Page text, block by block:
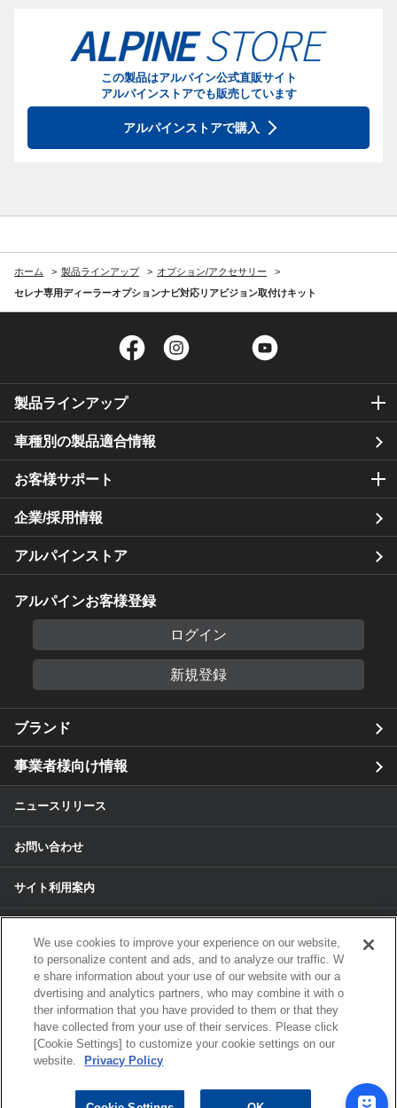
この製品はアルパイン公式直販サイト
アルパインストアでも販売しています
アルパインストアで購入
ホーム 製品ラインアップ
オプション/アクセサリー
セレナ専用ディーラーオプションナビ対応リアビジョン取付けキット
Facebook Twitter
製品ラインアップ
車種別の製品適合情報
お客様サポート
企業/採用情報
アルパインストア
アルパインお客様登録
ログイン
新規登録
ブランド
事業者様向け情報
ニュースリリース
お問い合わせ
サイト利用案内
個人情報のお取扱いについて
各種サービスの個人情報保護方針
サイトマップ
We use cookies to improve your experience on our website,
to personalize content and ads, and to analyze our traffic. W
e share information about your use of our website with our a
dvertising and analytics partners, who may combine it with o
ther information that you have provided to them or that they
have collected from your use of their services. Please click
[Cookie Settings] to customize your cookie settings on our
website.
Privacy Policy